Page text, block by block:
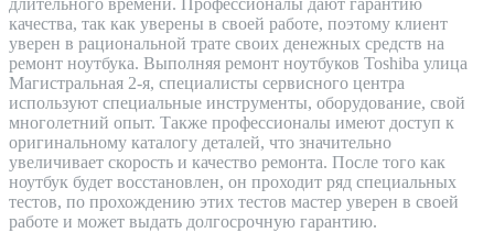
длительного времени. Профессионалы дают гарантию
качества, так как уверены в своей работе, поэтому клиент
уверен в рациональной трате своих денежных средств на
ремонт ноутбука. Выполняя ремонт ноутбуков Toshiba улица
Магистральная 2-я, специалисты сервисного центра
используют специальные инструменты, оборудование, свой
многолетний опыт. Также профессионалы имеют доступ к
оригинальному каталогу деталей, что значительно
увеличивает скорость и качество ремонта. После того как
ноутбук будет восстановлен, он проходит ряд специальных
тестов, по прохождению этих тестов мастер уверен в своей
работе и может выдать долгосрочную гарантию.